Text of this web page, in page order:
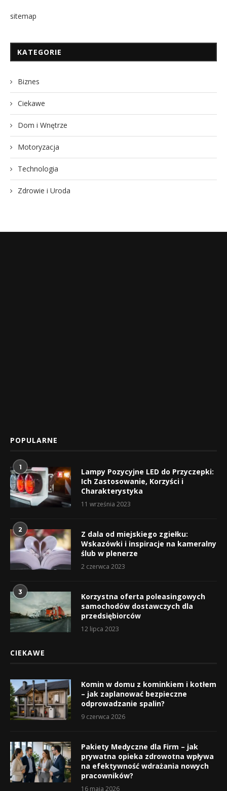
sitemap
KATEGORIE
Biznes
Ciekawe
Dom i Wnętrze
Motoryzacja
Technologia
Zdrowie i Uroda
POPULARNE
1
Lampy Pozycyjne LED do Przyczepki:
Ich Zastosowanie, Korzyści i
Charakterystyka
11 września 2023
2
Z dala od miejskiego zgiełku:
Wskazówki i inspiracje na kameralny
ślub w plenerze
2 czerwca 2023
3
Korzystna oferta poleasingowych
samochodów dostawczych dla
przedsiębiorców
12 lipca 2023
CIEKAWE
Komin w domu z kominkiem i kotłem
– jak zaplanować bezpieczne
odprowadzanie spalin?
9 czerwca 2026
Pakiety Medyczne dla Firm – jak
prywatna opieka zdrowotna wpływa
na efektywność wdrażania nowych
pracowników?
16 maja 2026